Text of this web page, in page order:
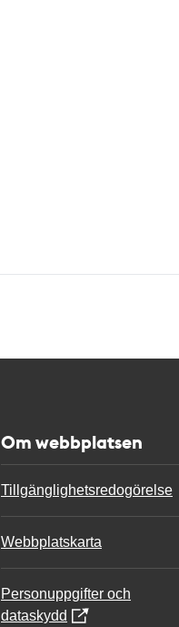
Om webbplatsen
Tillgänglighetsredogörelse
Webbplatskarta
Personuppgifter och
dataskydd